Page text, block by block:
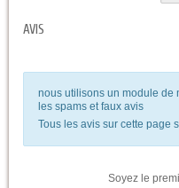
AVIS
nous utilisons un module de
les spams et faux avis
Tous les avis sur cette page
Soyez le